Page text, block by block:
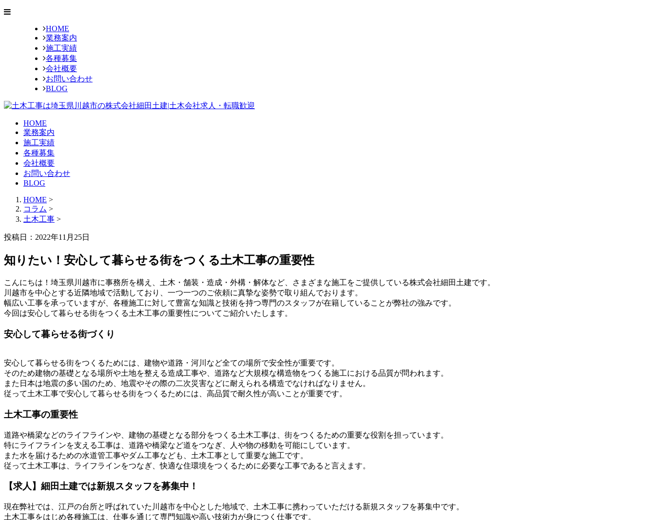
HOME
業務案内
施工実績
各種募集
会社概要
お問い合わせ
BLOG
HOME
業務案内
施工実績
各種募集
会社概要
お問い合わせ
BLOG
HOME >
コラム >
土木工事 >
投稿日：2022年11月25日
知りたい！安心して暮らせる街をつくる土木工事の重要性
こんにちは！埼玉県川越市に事務所を構え、土木・舗装・造成・外構・解体など、さまざまな施工をご提供している株式会社細田土建です。
川越市を中心とする近隣地域で活動しており、一つ一つのご依頼に真摯な姿勢で取り組んでおります。
幅広い工事を承っていますが、各種施工に対して豊富な知識と技術を持つ専門のスタッフが在籍していることが弊社の強みです。
今回は安心して暮らせる街をつくる土木工事の重要性についてご紹介いたします。
安心して暮らせる街づくり
安心して暮らせる街をつくるためには、建物や道路・河川など全ての場所で安全性が重要です。
そのため建物の基礎となる場所や土地を整える造成工事や、道路など大規模な構造物をつくる施工における品質が問われます。
また日本は地震の多い国のため、地震やその際の二次災害などに耐えられる構造でなければなりません。
従って土木工事で安心して暮らせる街をつくるためには、高品質で耐久性が高いことが重要です。
土木工事の重要性
道路や橋梁などのライフラインや、建物の基礎となる部分をつくる土木工事は、街をつくるための重要な役割を担っています。
特にライフラインを支える工事は、道路や橋梁など道をつなぎ、人や物の移動を可能にしています。
また水を届けるための水道管工事やダム工事なども、土木工事として重要な施工です。
従って土木工事は、ライフラインをつなぎ、快適な住環境をつくるために必要な工事であると言えます。
【求人】細田土建では新規スタッフを募集中！
現在弊社では、江戸の台所と呼ばれていた川越市を中心とした地域で、土木工事に携わっていただける新規スタッフを募集中です。
土木工事をはじめ各種施工は、仕事を通じて専門知識や高い技術力が身につく仕事です。